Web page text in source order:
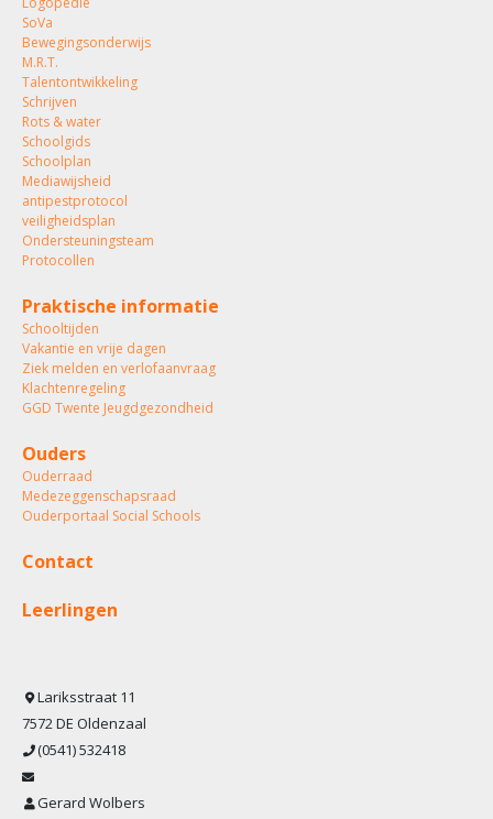
SoVa
Bewegingsonderwijs
M.R.T.
Talentontwikkeling
Schrijven
Rots & water
Schoolgids
Schoolplan
Mediawijsheid
antipestprotocol
veiligheidsplan
Ondersteuningsteam
Protocollen
Praktische informatie
Schooltijden
Vakantie en vrije dagen
Ziek melden en verlofaanvraag
Klachtenregeling
GGD Twente Jeugdgezondheid
Ouders
Ouderraad
Medezeggenschapsraad
Ouderportaal Social Schools
Contact
Leerlingen
Lariksstraat 11
7572 DE Oldenzaal
(0541) 532418
Gerard Wolbers